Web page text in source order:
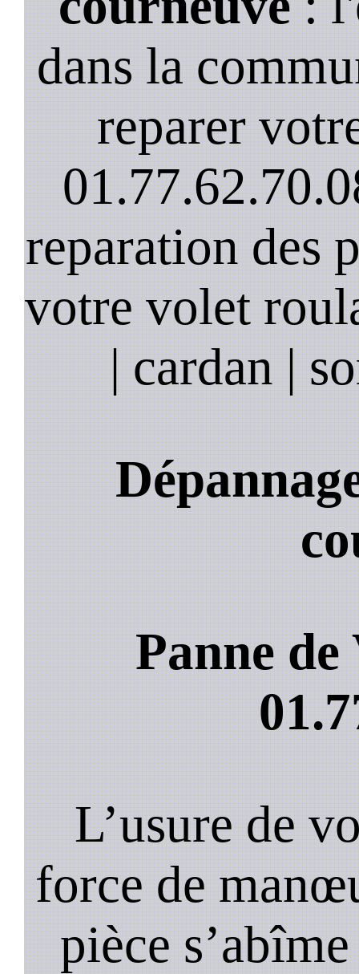
dans la
reparer
reparation des
votre volet
| cardan |
Panne
L’usure de
force de
pièce